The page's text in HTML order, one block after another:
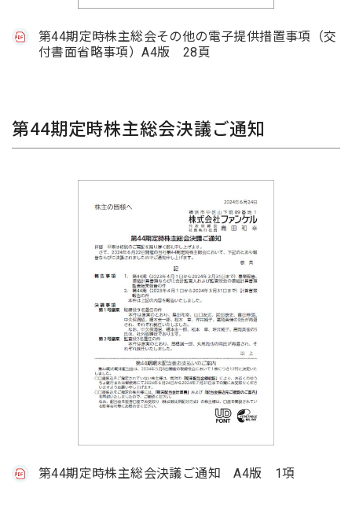
第44期定時株主総会その他の電子提供措置事項（交
付書面省略事項）A4版 28頁
第44期定時株主総会決議ご通知
第44期定時株主総会決議ご通知 A4版 1項